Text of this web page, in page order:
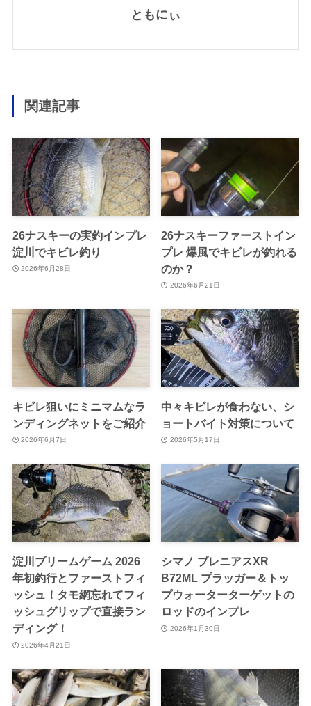
ともにぃ
関連記事
26ナスキーの実釣インプレ
淀川でキビレ釣り
2026年6月28日
26ナスキーファーストイン
プレ 爆風でキビレが釣れる
のか？
2026年6月21日
キビレ狙いにミニマムなラ
ンディングネットをご紹介
2026年6月7日
中々キビレが食わない、シ
ョートバイト対策について
2026年5月17日
淀川ブリームゲーム 2026
年初釣行とファーストフィ
ッシュ！タモ網忘れてフィ
ッシュグリップで直接ラン
ディング！
2026年4月21日
シマノ ブレニアスXR
B72ML プラッガー＆トッ
プウォーターターゲットの
ロッドのインプレ
2026年1月30日